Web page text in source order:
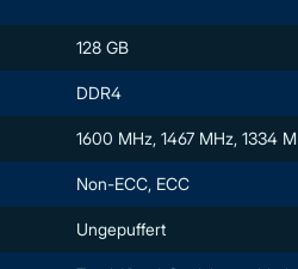
128 GB
DDR4
1600 MHz, 1467 MHz, 1334
Non-ECC, ECC
Ungepuffert